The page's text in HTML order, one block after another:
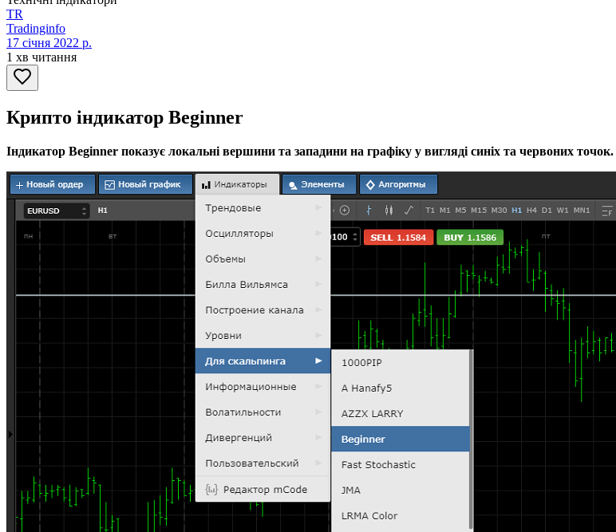
TR
Tradinginfo
17 січня 2022 р.
1 хв читання
Крипто індикатор Beginner
Індикатор Beginner показує локальні вершини та западини на графіку у вигляді синіх та червоних точок.